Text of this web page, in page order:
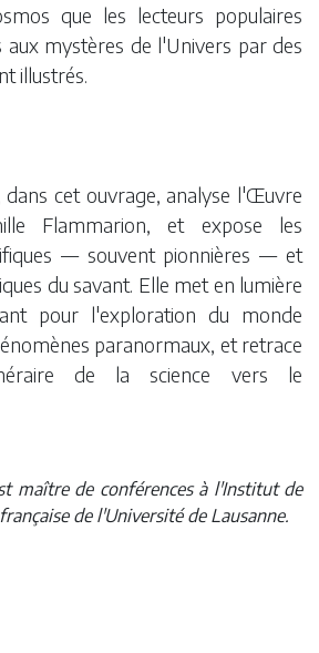
que les lecteurs populaires
aux mystères de l'Univers par des
illustrés.
dans cet ouvrage, analyse l'Œuvre
Flammarion, et expose les
— souvent pionnières — et
du savant. Elle met en lumière
pour l'exploration du monde
paranormaux, et retrace
de la science vers le
maître de conférences à l'Institut de
de l'Université de Lausanne.